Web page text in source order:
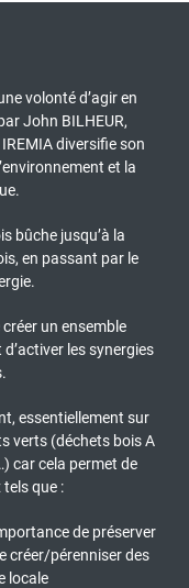
volonté d’agir en
John BILHEUR,
diversifie son
et la
bûche jusqu’à la
en passant par le
un ensemble
les synergies
essentiellement sur
verts (déchets bois A
car cela permet de
tels que :
de préserver
créer/pérenniser des
locale